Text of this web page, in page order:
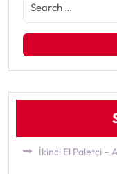
İkinci El Paletçi –